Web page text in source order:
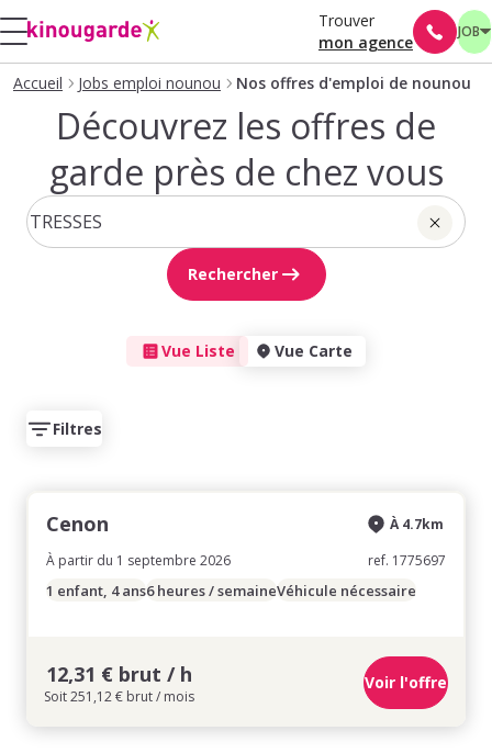
Trouver
mon agence
JOB
Accueil Jobs emploi nounou Nos offres d'emploi de nounou
Découvrez les offres de
garde près de chez vous
Rechercher
Vue Liste Vue Carte
Filtres
Cenon
À partir du 1 septembre 2026
À 4.7km
ref. 1775697
1 enfant, 4 ans6 heures / semaineVéhicule nécessaire
12,31 € brut / h
Soit 251,12 € brut / mois
Voir l'offre